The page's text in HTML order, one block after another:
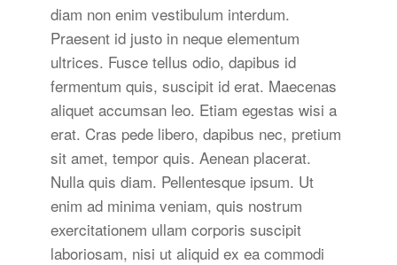
diam non enim vestibulum interdum.
Praesent id justo in neque elementum
ultrices. Fusce tellus odio, dapibus id
fermentum quis, suscipit id erat. Maecenas
aliquet accumsan leo. Etiam egestas wisi a
erat. Cras pede libero, dapibus nec, pretium
sit amet, tempor quis. Aenean placerat.
Nulla quis diam. Pellentesque ipsum. Ut
enim ad minima veniam, quis nostrum
exercitationem ullam corporis suscipit
laboriosam, nisi ut aliquid ex ea commodi